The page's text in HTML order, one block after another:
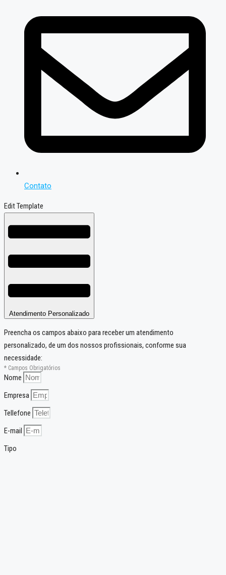
Contato
Edit Template
Atendimento Personalizado
Preencha os campos abaixo para receber um atendimento
personalizado, de um dos nossos profissionais, conforme sua
necessidade:
* Campos Obrigatórios
Nome
Empresa
Tellefone
E-mail
Tipo